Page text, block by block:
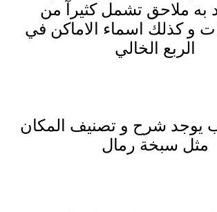
به ملاحق تشمل كثيرآ من
و كذلك اسماء الاماكن في
الربع الخالي
يوجد شرح و تصنيف المكان
مثل سبخة رمال